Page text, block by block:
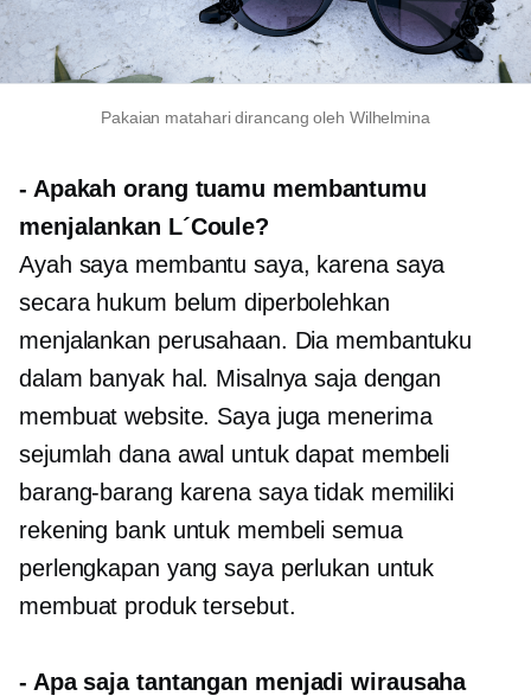
Pakaian matahari dirancang oleh Wilhelmina
- Apakah orang tuamu membantumu
menjalankan L´Coule?
Ayah saya membantu saya, karena saya
secara hukum belum diperbolehkan
menjalankan perusahaan. Dia membantuku
dalam banyak hal. Misalnya saja dengan
membuat website. Saya juga menerima
sejumlah dana awal untuk dapat membeli
barang-barang karena saya tidak memiliki
rekening bank untuk membeli semua
perlengkapan yang saya perlukan untuk
membuat produk tersebut.
- Apa saja tantangan menjadi wirausaha